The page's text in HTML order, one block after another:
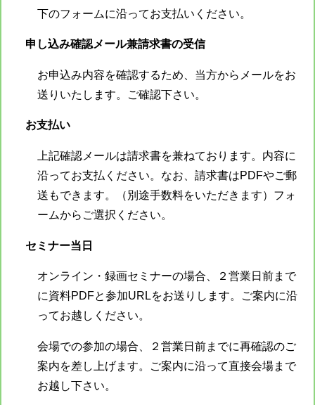
下のフォームに沿ってお支払いください。
申し込み確認メール兼請求書の受信
お申込み内容を確認するため、当方からメールをお
送りいたします。ご確認下さい。
お支払い
上記確認メールは請求書を兼ねております。内容に
沿ってお支払ください。なお、請求書はPDFやご郵
送もできます。（別途手数料をいただきます）フォ
ームからご選択ください。
セミナー当日
オンライン・録画セミナーの場合、２営業日前まで
に資料PDFと参加URLをお送りします。ご案内に沿
ってお越しください。
会場での参加の場合、２営業日前までに再確認のご
案内を差し上げます。ご案内に沿って直接会場まで
お越し下さい。